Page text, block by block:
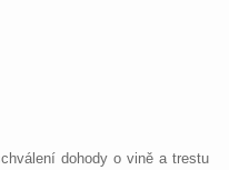
dohody o vině a trestu